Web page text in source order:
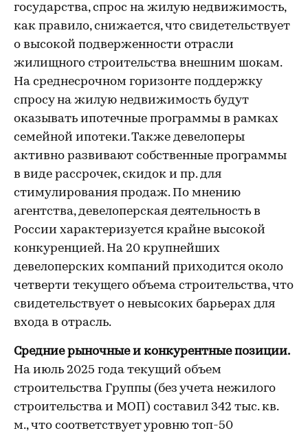
государства, спрос на жилую недвижимость,
как правило, снижается, что свидетельствует
о высокой подверженности отрасли
жилищного строительства внешним шокам.
На среднесрочном горизонте поддержку
спросу на жилую недвижимость будут
оказывать ипотечные программы в рамках
семейной ипотеки. Также девелоперы
активно развивают собственные программы
в виде рассрочек, скидок и пр. для
стимулирования продаж. По мнению
агентства, девелоперская деятельность в
России характеризуется крайне высокой
конкуренцией. На 20 крупнейших
девелоперских компаний приходится около
четверти текущего объема строительства, что
свидетельствует о невысоких барьерах для
входа в отрасль.
Средние рыночные и конкурентные позиции.
На июль 2025 года текущий объем
строительства Группы (без учета нежилого
строительства и МОП) составил 342 тыс. кв.
м., что соответствует уровню топ-50